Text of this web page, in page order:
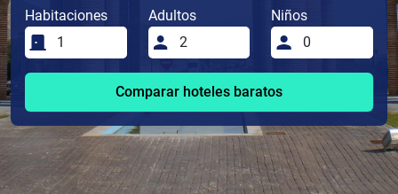
Habitaciones Adultos Niños
Comparar hoteles baratos